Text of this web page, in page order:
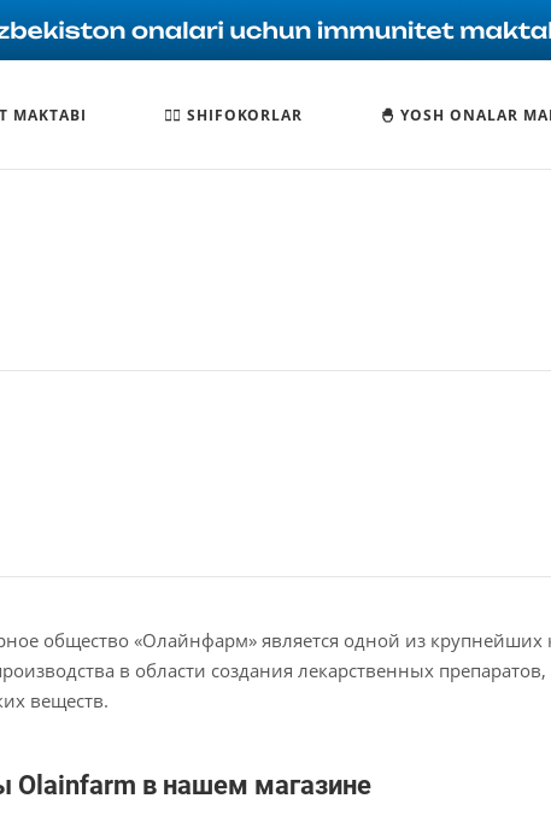
MAKTABI 🧑‍⚕️ SHIFOKORLAR 🐣 YOSH ONALAR
общество «Олайнфарм» является одной из
в области создания лекарственных
веществ.
Olainfarm в нашем магазине